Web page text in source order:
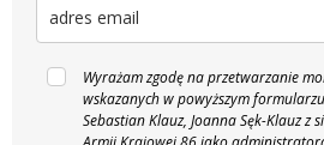
Wyrażam zgodę na przetwarzanie
wskazanych w powyższym
Sebastian Klauz, Joanna Sęk-Klauz z